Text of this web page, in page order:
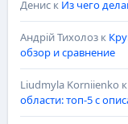
Дениск Из чего
Андрій Тихолозк
обзор и сравнение
Liudmyla Korniienko к
области: топ-5 с